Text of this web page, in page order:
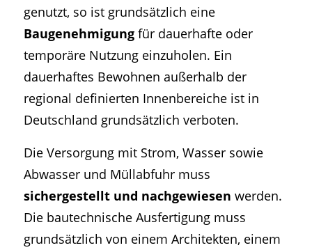
genutzt, so ist grundsätzlich eine
Baugenehmigungfür dauerhafte oder
temporäre Nutzung einzuholen. Ein
dauerhaftes Bewohnen außerhalb der
regional definierten Innenbereiche ist in
Deutschland grundsätzlich verboten.
Die Versorgung mit Strom, Wasser sowie
Abwasser und Müllabfuhr muss
sichergestellt und nachgewiesen werden.
Die bautechnische Ausfertigung muss
grundsätzlich von einem Architekten, einem